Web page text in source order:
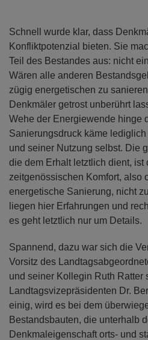
Schnell wurde klar, dass
Konfliktpotenzial bieten. Sie
Teil des Bestandes aus: nicht
Wären alle anderen
zügig energetischen zu
Denkmäler getrost unberührt
Wehe der Energiewende hinge
Sanierungsdruck käme lediglich
und seiner Nutzung selbst. Die
die dem Erhalt letztlich dient, ist
zeitgenössischen Komfort, also
energetische Sanierung, nicht
liegen hier Erfahrungen und
es geht letztlich nur um Details.
Spannend, dazu war sich die
Vorsitz des
und seiner Kollegin Ruth Ratter
Landtagsvizepräsidenten Dr.
einig, wird es bei dem
Bestandsbauten, die unterhalb
Denkmaleigenschaft orts- und